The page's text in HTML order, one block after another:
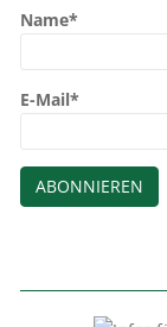
Name*
E-Mail*